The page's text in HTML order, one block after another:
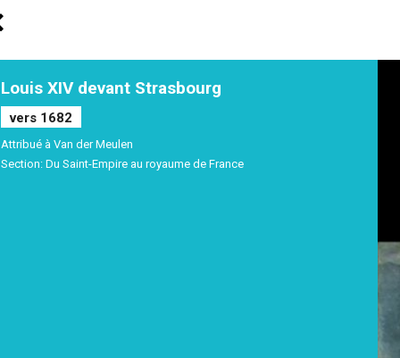
Louis XIV devant Strasbourg
vers 1682
Attribué à Van der Meulen
Section: Du Saint-Empire au royaume de France